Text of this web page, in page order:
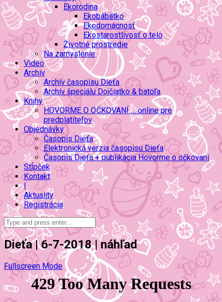
Ekorodina
Ekobábätko
Ekodomácnosť
Ekostarostlivosť o telo
Životné prostredie
Na zamyslenie
Video
Archív
Archív časopisu Dieťa
Archív špeciálu Dojčiatko & batoľa
Knihy
HOVORME O OČKOVANÍ … online pre
predplatiteľov
Objednávky
Časopis Dieťa
Elektronická verzia časopisu Dieťa
Časopis Dieťa + publikácia Hovorme o očkovaní
Stĺpček
Kontakt
|
Aktuality
Registrácia
Dieťa | 6-7-2018 | náhľad
Fullscreen Mode